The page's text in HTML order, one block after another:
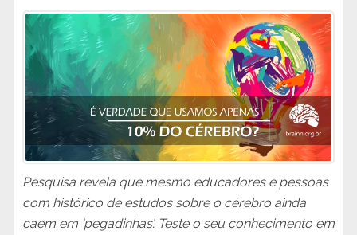
Pesquisa revela que mesmo educadores e pessoas
com histórico de estudos sobre o cérebro ainda
caem em ‘pegadinhas’. Teste o seu conhecimento em